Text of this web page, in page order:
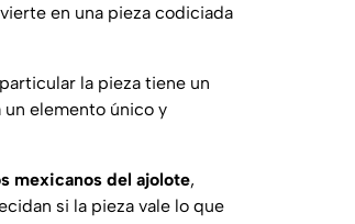
en una pieza codiciada
la pieza tiene un
elemento único y
mexicanos del ajolote,
si la pieza vale lo que